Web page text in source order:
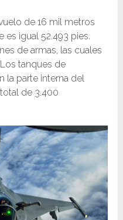
de 16 mil metros
igual 52.493 pies.
de armas, las cuales
tanques de
la parte interna del
de 3.400